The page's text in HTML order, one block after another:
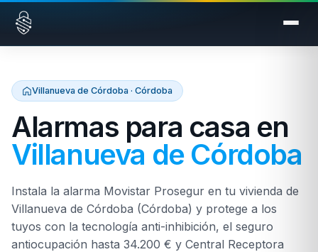
Saltar al contenido
Villanueva de Córdoba · Córdoba
Alarmas para casa en
Villanueva de Córdoba
Instala la alarma Movistar Prosegur en tu vivienda de
Villanueva de Córdoba (Córdoba) y protege a los
tuyos con la tecnología anti-inhibición, el seguro
antiocupación hasta 34.200 € y Central Receptora